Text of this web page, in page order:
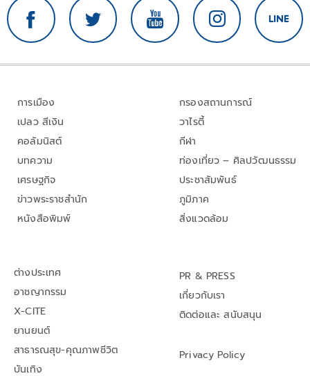
การเมือง
เปลว สีเงิน
คอลัมนิสต์
บทความ
เศรษฐกิจ
ข่าวพระราชสำนัก
หนังสือพิมพ์
กรองสถานการณ์
วาไรตี้
กีฬา
ท่องเที่ยว – ศิลปวัฒนธรรม
ประชาสัมพันธ์
ภูมิภาค
สิ่งแวดล้อม
ต่างประเทศ
อาชญากรรม
X-CITE
ยานยนต์
สาธารณสุข-คุณภาพชีวิต
บันเทิง
PR & PRESS
เกี่ยวกับเรา
ติดต่อและ สนับสนุน
Privacy Policy